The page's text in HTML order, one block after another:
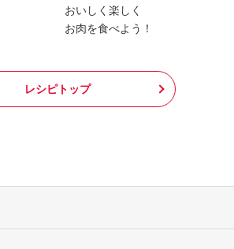
おいしく楽しく
お肉を食べよう！
レシピトップ